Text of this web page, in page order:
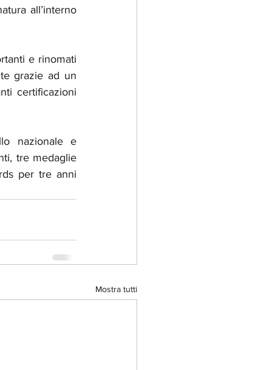
all’interno
e rinomati
grazie ad un
certificazioni
nazionale e
tre medaglie
per tre anni
Mostra tutti